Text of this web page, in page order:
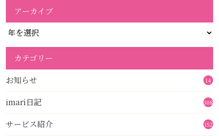
アーカイブ
カテゴリー
お知らせ
14
imari日記 308
サービス紹介 152